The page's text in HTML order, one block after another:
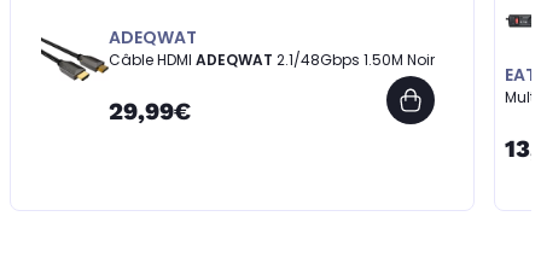
ADEQWAT
Câble HDMI ADEQWAT 2.1/48Gbps 1.50M Noir
29,99€